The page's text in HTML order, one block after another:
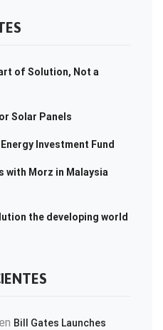
of Solution, Not a
Solar Panels
Investment Fund
with Morz in Malaysia
the developing world
en Bill Gates Launches